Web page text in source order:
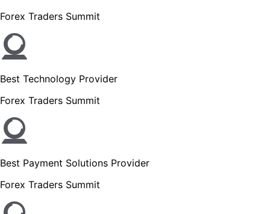
Forex Traders Summit
Best Technology Provider
Forex Traders Summit
Best Payment Solutions Provider
Forex Traders Summit